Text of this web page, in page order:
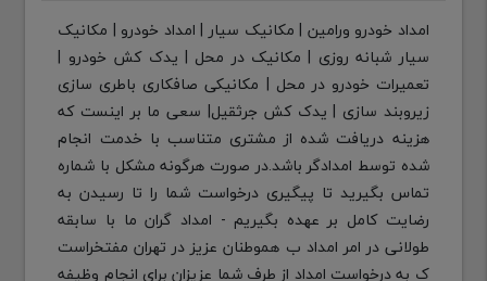
امداد خودرو ورامین | مکانیک سیار | امداد خودرو | مکانیک
سیار شبانه روزی | مکانیک در محل | یدک کش خودرو |
تعمیرات خودرو در محل | مکانیکی صافکاری باطری سازی
زیروبند سازی | یدک کش جرثقیل| سعی ما بر اینست که
هزینه دریافت شده از مشتری متناسب با خدمت انجام
شده توسط امدادگر باشد.در صورت هرگونه مشکل با شماره
تماس بگیرید تا پیگیری درخواست شما را تا رسیدن به
رضایت کامل بر عهده بگیریم - امداد گران ما با سابقه
طولانی در امر امداد ب هموطنان عزیز در تهران مفتخراست
ک به درخواست امداد از طرف شما عزیزان برای انجام وظیفه